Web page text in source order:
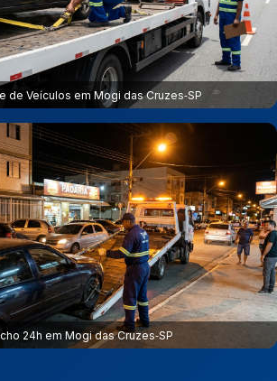
de Veículos em Mogi das Cruzes‑SP
24h em Mogi das Cruzes‑SP